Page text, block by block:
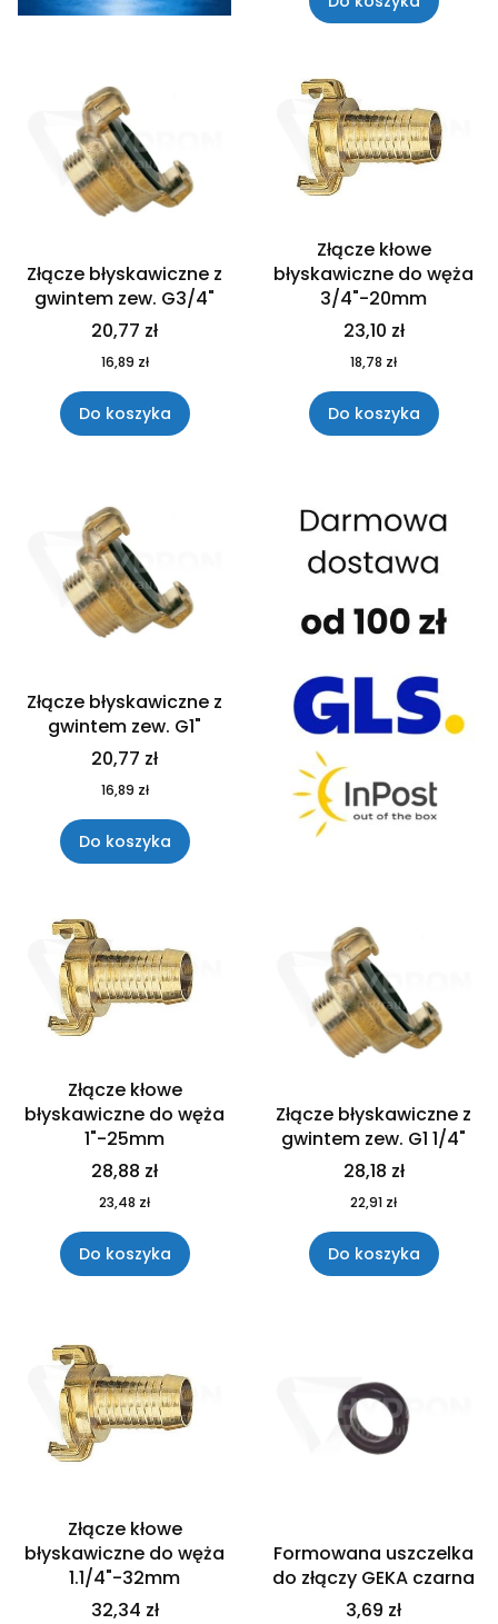
Złącze błyskawiczne z
gwintem zew. G3/4"
20,77 zł
16,89 zł
Do koszyka
Złącze kłowe
błyskawiczne do węża
3/4"-20mm
23,10 zł
18,78 zł
Do koszyka
Złącze błyskawiczne z
gwintem zew. G1"
20,77 zł
16,89 zł
Do koszyka
Złącze kłowe
błyskawiczne do węża
1"-25mm
28,88 zł
23,48 zł
Do koszyka
Złącze błyskawiczne z
gwintem zew. G1 1/4"
28,18 zł
22,91 zł
Do koszyka
Złącze kłowe
błyskawiczne do węża
1.1/4"-32mm
32,34 zł
Formowana uszczelka
do złączy GEKA czarna
3,69 zł